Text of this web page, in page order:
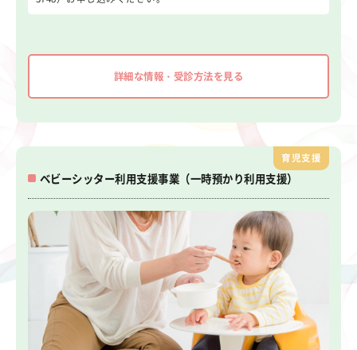
詳細な情報・受診方法を見る
ベビーシッター利用支援事業（一時預かり利用支援）
育児支援